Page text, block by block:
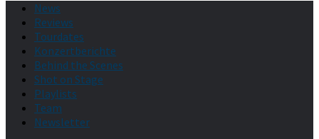
News
Reviews
Tourdates
Konzertberichte
Behind the Scenes
Shot on Stage
Playlists
Team
Newsletter